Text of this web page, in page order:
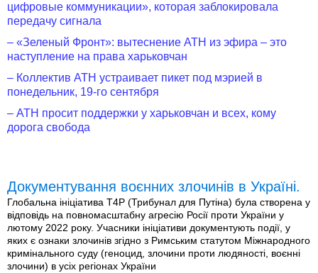
цифровые коммуникации», которая заблокировала
передачу сигнала
– «Зеленый Фронт»: вытеснение АТН из эфира – это
наступление на права харьковчан
– Коллектив АТН устраивает пикет под мэрией в
понедельник, 19-го сентября
– АТН просит поддержки у харьковчан и всех, кому
дорога свобода
Документування воєнних злочинів в Україні.
Глобальна ініціатива T4P (Трибунал для Путіна) була створена у
відповідь на повномасштабну агресію Росії проти України у
лютому 2022 року. Учасники ініціативи документують події, у
яких є ознаки злочинів згідно з Римським статутом Міжнародного
кримінального суду (геноцид, злочини проти людяності, воєнні
злочини) в усіх регіонах України